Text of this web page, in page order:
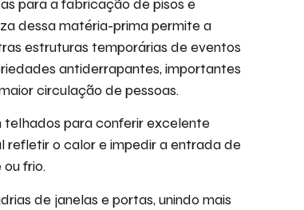
para a fabricação de pisos e
dessa matéria-prima permite a
estruturas temporárias de eventos
antiderrapantes, importantes
circulação de pessoas.
telhados para conferir excelente
o calor e impedir a entrada de
frio.
de janelas e portas, unindo mais